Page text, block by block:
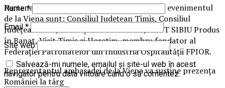
Partenerii care asigură prezența României la evenimentul
de la Viena sunt: Consiliul Județean Timiș, Consiliul
Județean Arad, Asociațiile Visit Oradea, APDT SIBIU Produs
în Banat, Visit Timiș si Horetim, membru fondator al
Federației Patronatelor din Industria Ospitalității FPIOR.
Reprezentantul ambasadei de la Viena va susține prezența
României la târg
Nume*
Email*
Site web
Salvează-mi numele, emailul și site-ul web în acest
navigator pentru data viitoare când o să comentez.